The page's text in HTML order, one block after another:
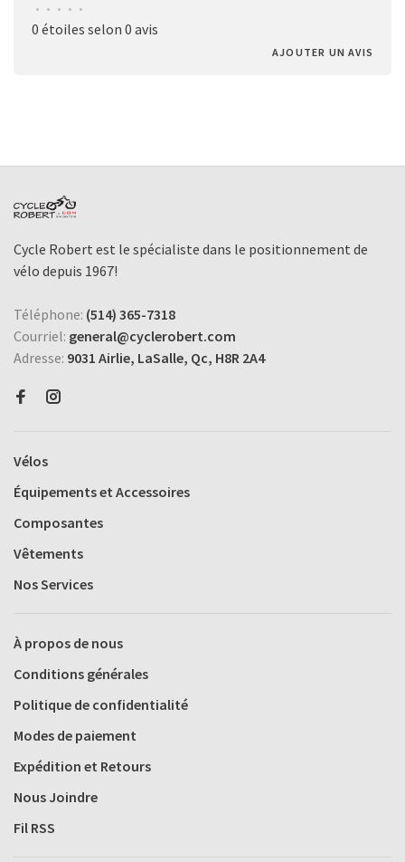
• • • • •
0 étoiles selon 0 avis
AJOUTER UN AVIS
Cycle Robert est le spécialiste dans le positionnement de
vélo depuis 1967!
Téléphone: (514) 365-7318
Courriel: general@cyclerobert.com
Adresse: 9031 Airlie, LaSalle, Qc, H8R 2A4
Vélos
Équipements et Accessoires
Composantes
Vêtements
Nos Services
À propos de nous
Conditions générales
Politique de confidentialité
Modes de paiement
Expédition et Retours
Nous Joindre
Fil RSS